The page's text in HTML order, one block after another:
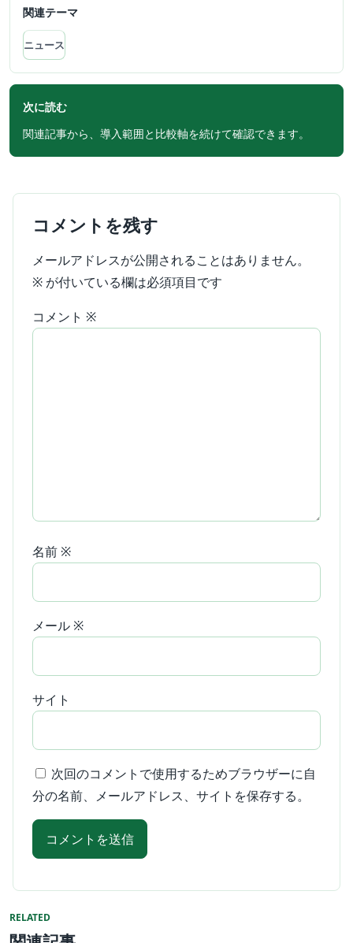
関連テーマ
ニュース
次に読む
関連記事から、導入範囲と比較軸を続けて確認できます。
コメントを残す
メールアドレスが公開されることはありません。
※ が付いている欄は必須項目です
コメント ※
名前 ※
メール ※
サイト
次回のコメントで使用するためブラウザーに自
分の名前、メールアドレス、サイトを保存する。
RELATED